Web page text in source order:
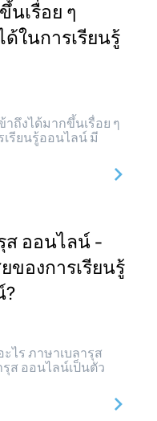
นเรื่อย ๆ
ในการเรียนรู้
าถึงได้มากขึ้นเรื่อย ๆ
เรียนรู้ออนไลน์ มี
ส ออนไลน์ -
ของการเรียนรู้
?
ไร ภาษาเบลารุส
รุส ออนไลน์เป็นตัว